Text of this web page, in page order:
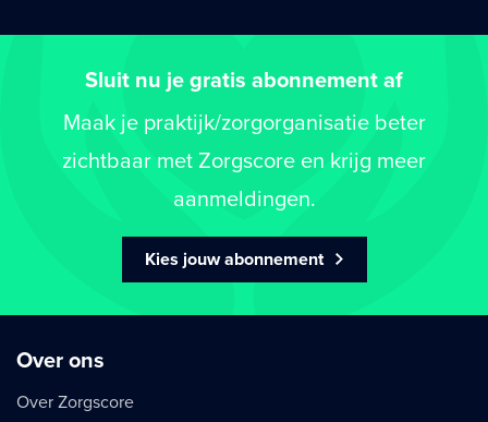
Sluit nu je gratis abonnement af
Maak je praktijk/zorgorganisatie beter
zichtbaar met Zorgscore en krijg meer
aanmeldingen.
Kies jouw abonnement
Over ons
Over Zorgscore